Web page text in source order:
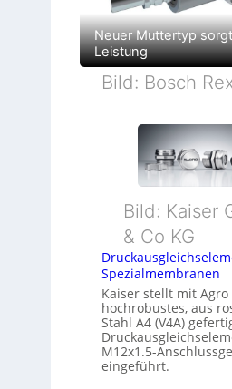
Neuer Muttertyp
Leistung
Bild: Bosch
Bild: Kaiser
& Co KG
Spezialmembranen
Kaiser stellt mit Agro
hochrobustes, aus
Stahl A4 (V4A)
M12x1.5-
eingeführt.